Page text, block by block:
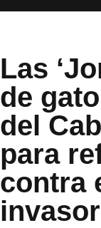
Las
de
del
para
contra